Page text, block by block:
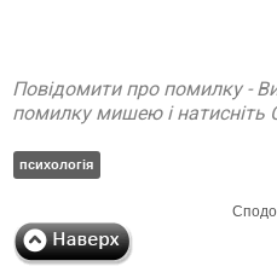
Повідомити про помилку -
помилку мишею і натисніть
психологія